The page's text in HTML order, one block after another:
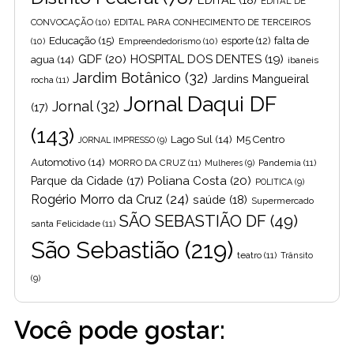
CONVOCAÇÃO (10) EDITAL PARA CONHECIMENTO DE TERCEIROS
(10) Educação (15) Empreendedorismo (10) esporte (12) falta de
agua (14) GDF (20) HOSPITAL DOS DENTES (19) ibaneis
rocha (11) Jardim Botânico (32) Jardins Mangueiral
(17) Jornal(32) Jornal Daqui DF
(143)
JORNAL IMPRESSO (9) Lago Sul (14) M5 Centro
Automotivo (14) MORRO DA CRUZ (11) Mulheres (9) Pandemia (11)
Parque da Cidade (17) Poliana Costa (20) POLITICA (9)
Rogério Morro da Cruz (24) saúde (18) Supermercado
santa Felicidade (11) SÃO SEBASTIÃO DF (49)
São Sebastião (219) teatro (11) Trânsito
(9)
Você pode gostar: